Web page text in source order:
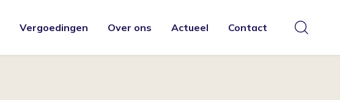
Vergoedingen Over ons Actueel Contact